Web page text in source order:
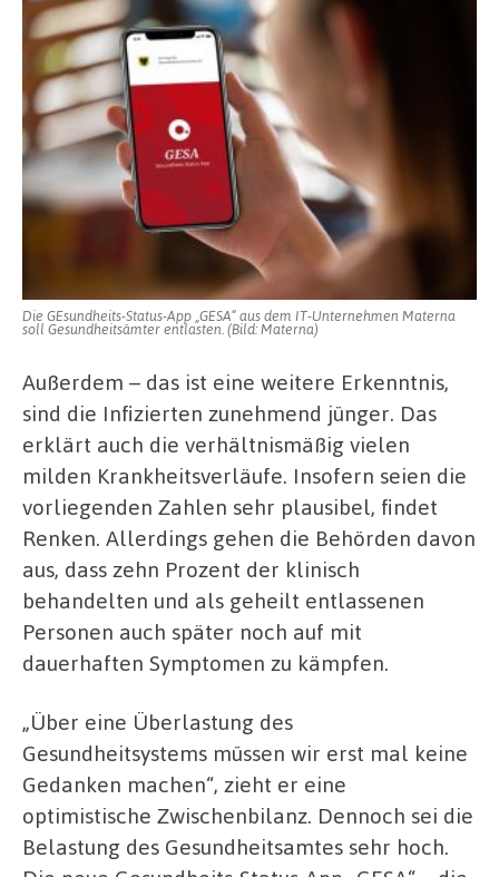
Die GEsundheits-Status-App „GESA“ aus dem IT-Unternehmen Materna
soll Gesundheitsämter entlasten. (Bild: Materna)
Außerdem – das ist eine weitere Erkenntnis,
sind die Infizierten zunehmend jünger. Das
erklärt auch die verhältnismäßig vielen
milden Krankheitsverläufe. Insofern seien die
vorliegenden Zahlen sehr plausibel, findet
Renken. Allerdings gehen die Behörden davon
aus, dass zehn Prozent der klinisch
behandelten und als geheilt entlassenen
Personen auch später noch auf mit
dauerhaften Symptomen zu kämpfen.
„Über eine Überlastung des
Gesundheitsystems müssen wir erst mal keine
Gedanken machen“, zieht er eine
optimistische Zwischenbilanz. Dennoch sei die
Belastung des Gesundheitsamtes sehr hoch.